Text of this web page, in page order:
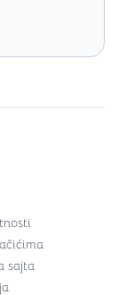
sajta